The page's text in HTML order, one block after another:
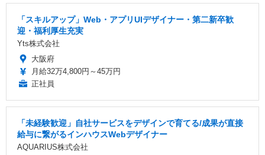
「スキルアップ」Web・アプリUIデザイナー・第二新卒歓
迎・福利厚生充実
Yts株式会社
大阪府
月給32万4,800円～45万円
正社員
「未経験歓迎」自社サービスをデザインで育てる/成果が直接
給与に繋がるインハウスWebデザイナー
AQUARIUS株式会社